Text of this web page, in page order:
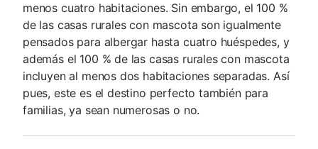
menos cuatro habitaciones. Sin embargo, el 100 %
de las casas rurales con mascota son igualmente
pensados para albergar hasta cuatro huéspedes, y
además el 100 % de las casas rurales con mascota
incluyen al menos dos habitaciones separadas. Así
pues, este es el destino perfecto también para
familias, ya sean numerosas o no.